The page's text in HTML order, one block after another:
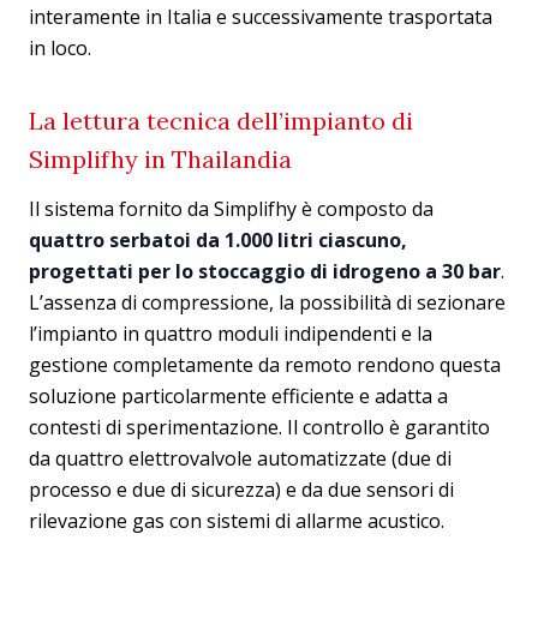
interamente in Italia e successivamente trasportata
in loco.
La lettura tecnica dell’impianto di
Simplifhy in Thailandia
Il sistema fornito da Simplifhy è composto da
quattro serbatoi da 1.000 litri ciascuno,
progettati per lo stoccaggio di idrogeno a 30 bar.
L’assenza di compressione, la possibilità di sezionare
l’impianto in quattro moduli indipendenti e la
gestione completamente da remoto rendono questa
soluzione particolarmente efficiente e adatta a
contesti di sperimentazione. Il controllo è garantito
da quattro elettrovalvole automatizzate (due di
processo e due di sicurezza) e da due sensori di
rilevazione gas con sistemi di allarme acustico.